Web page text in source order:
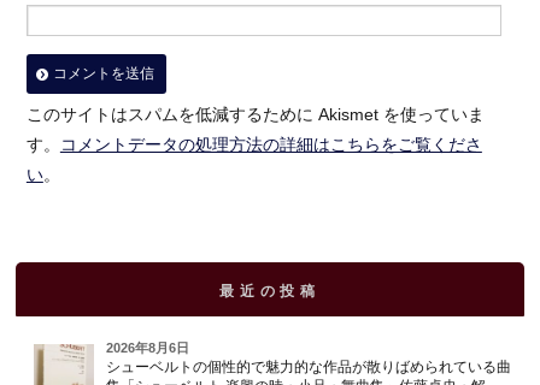
このサイトはスパムを低減するために Akismet を使っていま
す。
コメントデータの処理方法の詳細はこちらをご覧くださ
い。
最近の投稿
2026年8月6日
シューベルトの個性的で魅力的な作品が散りばめられている曲